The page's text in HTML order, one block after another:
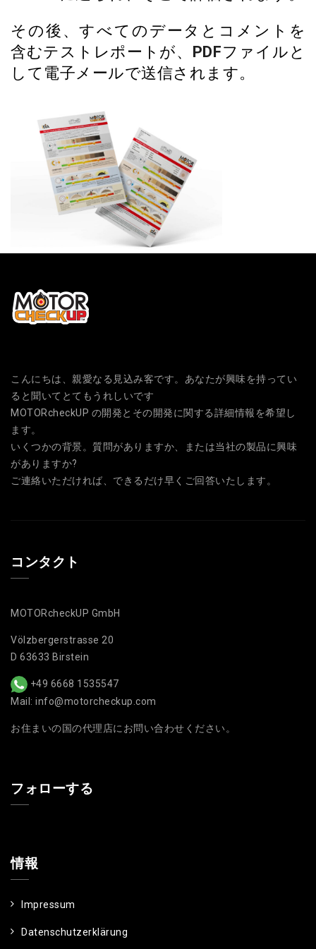
その後、すべてのデータとコメントを
含むテストレポートが、 PDFファイルと
して電子メールで送信されます。
こんにちは、親愛なる見込み客です。あなたが興味を持ってい
ると聞いてとてもうれしいです
MOTORcheckUP の開発とその開発に関する詳細情報を希望し
ます。
いくつかの背景。質問がありますか、または当社の製品に興味
がありますか?
ご連絡いただければ、できるだけ早くご回答いたします。
コンタクト
MOTORcheckUP GmbH
Völzbergerstrasse 20
D 63633 Birstein
+49 6668 1535547
Mail: info@motorcheckup.com
お住まいの国の代理店にお問い合わせください。
フォローする
情報
Impressum
Datenschutzerklärung